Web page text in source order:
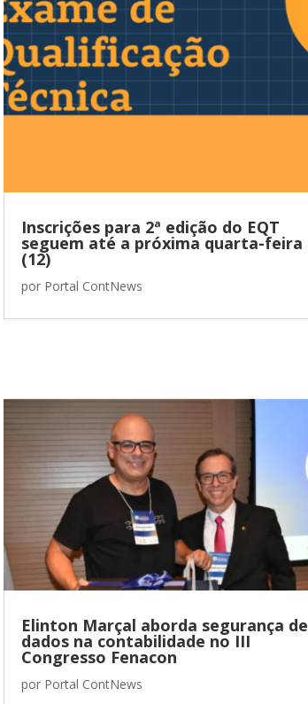
Inscrições para 2ª edição do EQT
seguem até a próxima quarta-feira
(12)
por Portal ContNews
Elinton Marçal aborda segurança de
dados na contabilidade no III
Congresso Fenacon
por Portal ContNews